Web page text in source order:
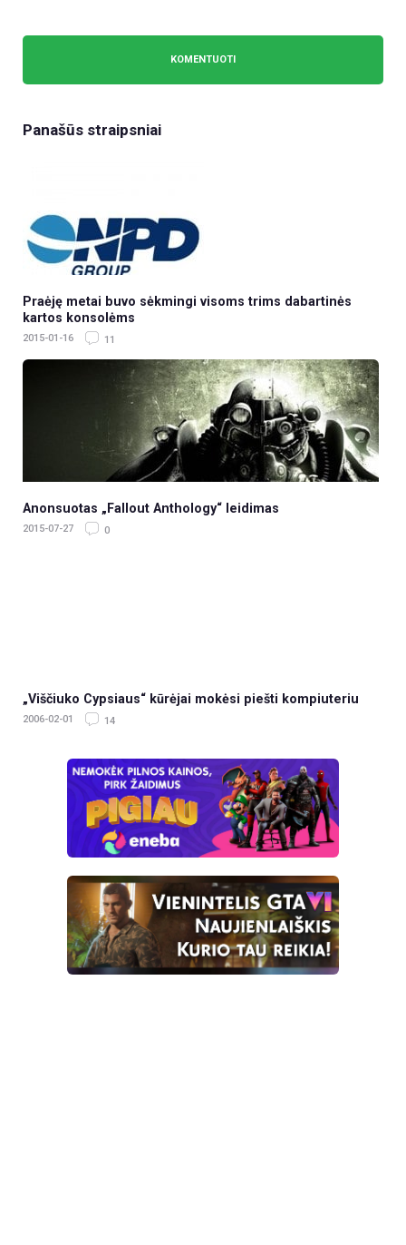
Panašūs straipsniai
Praėję metai buvo sėkmingi visoms trims dabartinės
kartos konsolėms
2015-01-16 11
Anonsuotas „Fallout Anthology“ leidimas
2015-07-27 0
„Viščiuko Cypsiaus“ kūrėjai mokėsi piešti kompiuteriu
2006-02-01 14